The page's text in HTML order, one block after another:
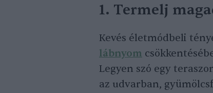
1. Termelj
Kevés életmódbeli
lábnyom
Legyen szó egy
az udvarban,